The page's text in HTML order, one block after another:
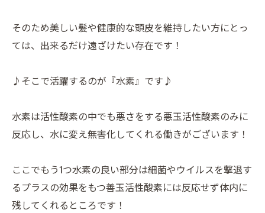
そのため美しい髪や健康的な頭皮を維持したい方にとっ
ては、出来るだけ遠ざけたい存在です！
♪そこで活躍するのが『水素』です♪
水素は活性酸素の中でも悪さをする悪玉活性酸素のみに
反応し、水に変え無害化してくれる働きがございます！
ここでもう1つ水素の良い部分は細菌やウイルスを撃退す
るプラスの効果をもつ善玉活性酸素には反応せず体内に
残してくれるところです！